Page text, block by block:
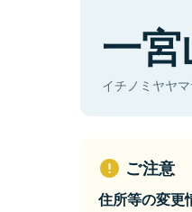
一
イチノミヤヤ
ご注意
住所等の変更